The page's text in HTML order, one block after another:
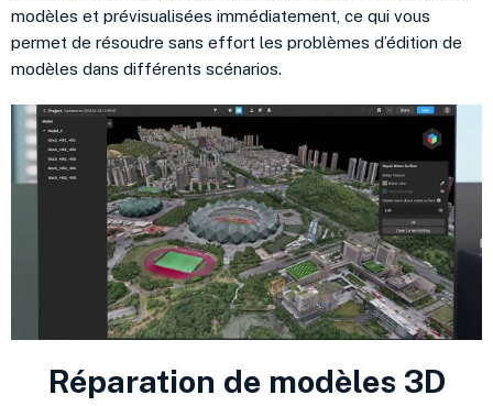
modèles et prévisualisées immédiatement, ce qui vous
permet de résoudre sans effort les problèmes d’édition de
modèles dans différents scénarios.
Réparation de modèles 3D